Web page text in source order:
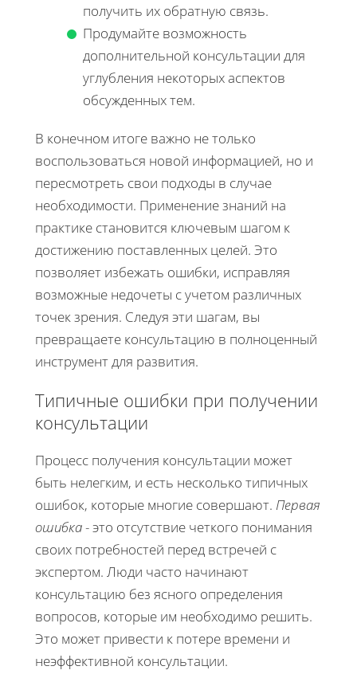
получить их обратную связь.
Продумайте возможность
дополнительной консультации для
углубления некоторых аспектов
обсужденных тем.
В конечном итоге важно не только
воспользоваться новой информацией, но и
пересмотреть свои подходы в случае
необходимости. Применение знаний на
практике становится ключевым шагом к
достижению поставленных целей. Это
позволяет избежать ошибки, исправляя
возможные недочеты с учетом различных
точек зрения. Следуя эти шагам, вы
превращаете консультацию в полноценный
инструмент для развития.
Типичные ошибки при получении
консультации
Процесс получения консультации может
быть нелегким, и есть несколько типичных
ошибок, которые многие совершают. Первая
ошибка- это отсутствие четкого понимания
своих потребностей перед встречей с
экспертом. Люди часто начинают
консультацию без ясного определения
вопросов, которые им необходимо решить.
Это может привести к потере времени и
неэффективной консультации.